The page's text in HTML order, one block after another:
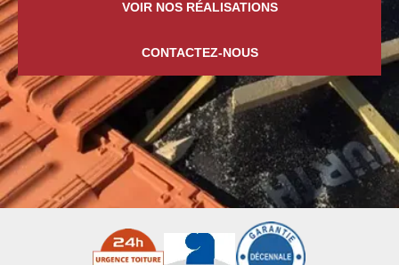
VOIR NOS RÉALISATIONS
CONTACTEZ-NOUS